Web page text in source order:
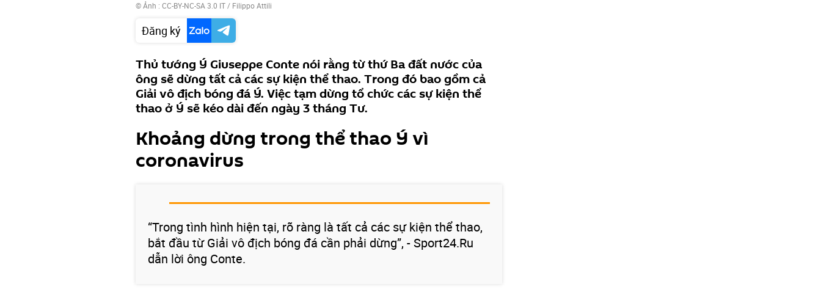
© Ảnh : CC-BY-NC-SA 3.0 IT / Filippo Attili
Đăng ký
Thủ tướng Ý Giuseppe Conte nói rằng từ thứ Ba đất nước của
ông sẽ dừng tất cả các sự kiện thể thao. Trong đó bao gồm cả
Giải vô địch bóng đá Ý. Việc tạm dừng tổ chức các sự kiện thể
thao ở Ý sẽ kéo dài đến ngày 3 tháng Tư.
Khoảng dừng trong thể thao Ý vì
coronavirus
“Trong tình hình hiện tại, rõ ràng là tất cả các sự kiện thể thao,
bắt đầu từ Giải vô địch bóng đá cần phải dừng”, - Sport24.Ru
dẫn lời ông Conte.